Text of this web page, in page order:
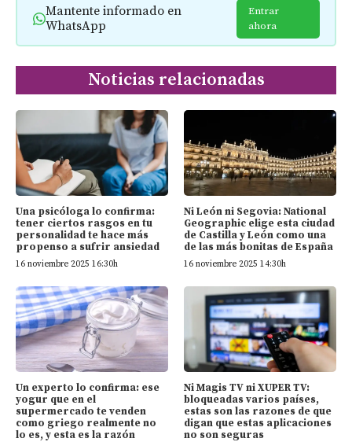
Mantente informado en
WhatsApp
Entrar
ahora
Noticias relacionadas
Una psicóloga lo confirma:
tener ciertos rasgos en tu
personalidad te hace más
propenso a sufrir ansiedad
16 noviembre 2025 16:30h
Ni León ni Segovia: National
Geographic elige esta ciudad
de Castilla y León como una
de las más bonitas de España
16 noviembre 2025 14:30h
Un experto lo confirma: ese
yogur que en el
supermercado te venden
como griego realmente no
lo es, y esta es la razón
Ni Magis TV ni XUPER TV:
bloqueadas varios países,
estas son las razones de que
digan que estas aplicaciones
no son seguras